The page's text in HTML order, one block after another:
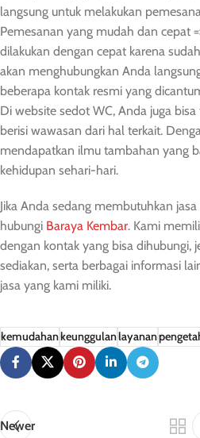
langsung untuk melakukan
Pemesanan yang mudah dan cepat
dilakukan dengan cepat karena
akan menghubungkan Anda
beberapa kontak resmi yang
Di website sedot WC, Anda juga
berisi wawasan dari hal terkait.
mendapatkan ilmu tambahan yang
kehidupan sehari-hari.
Jika Anda sedang membutuhkan
hubungi Baraya Kembar. Kami
dengan kontak yang bisa dihubungi,
sediakan, serta berbagai informasi
jasa yang kami miliki.
kemudahankeunggulanlayanan
Newer